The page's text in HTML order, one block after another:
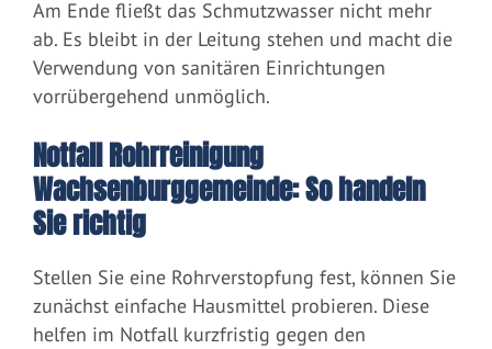
Am Ende fließt das Schmutzwasser nicht mehr
ab. Es bleibt in der Leitung stehen und macht die
Verwendung von sanitären Einrichtungen
vorrübergehend unmöglich.
Notfall Rohrreinigung
Wachsenburggemeinde: So handeln
Sie richtig
Stellen Sie eine Rohrverstopfung fest, können Sie
zunächst einfache Hausmittel probieren. Diese
helfen im Notfall kurzfristig gegen den